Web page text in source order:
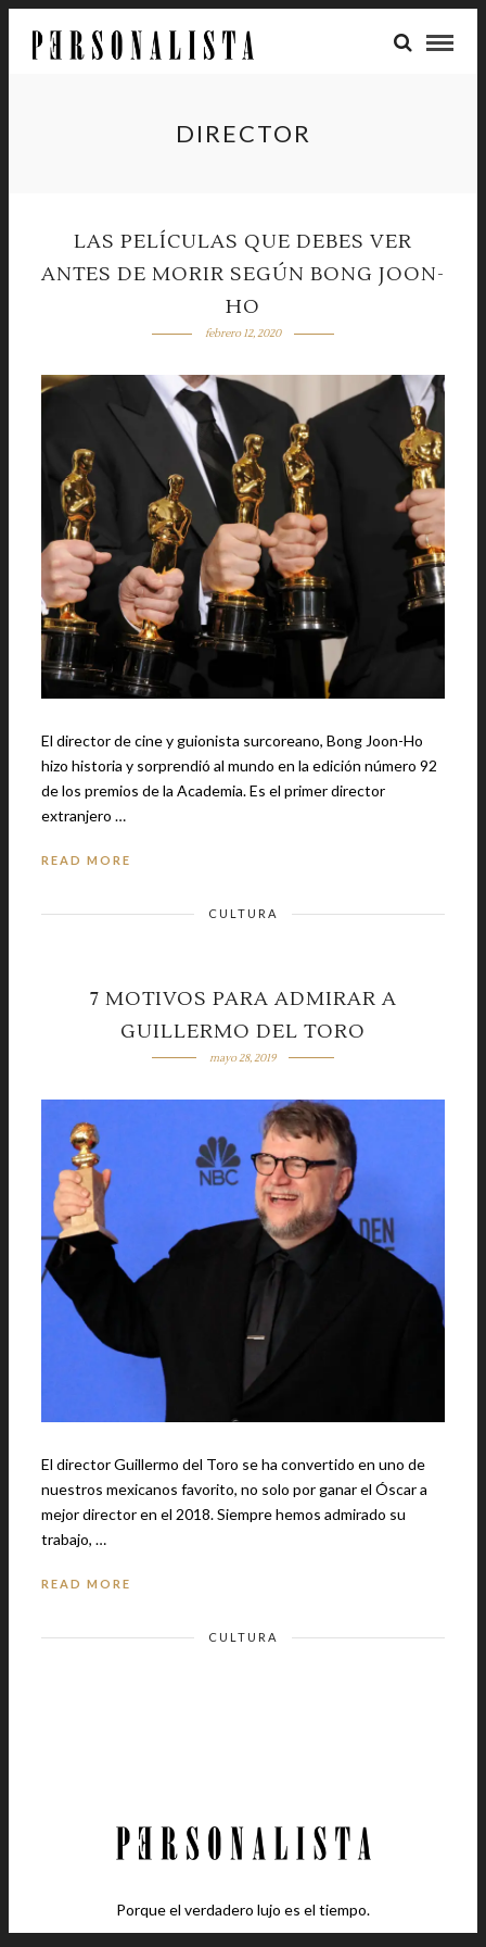
DIRECTOR
LAS PELÍCULAS QUE DEBES VER
ANTES DE MORIR SEGÚN BONG JOON-
HO
febrero 12, 2020
El director de cine y guionista surcoreano, Bong Joon-Ho
hizo historia y sorprendió al mundo en la edición número 92
de los premios de la Academia. Es el primer director
extranjero …
READ MORE
CULTURA
7 MOTIVOS PARA ADMIRAR A
GUILLERMO DEL TORO
mayo 28, 2019
El director Guillermo del Toro se ha convertido en uno de
nuestros mexicanos favorito, no solo por ganar el Óscar a
mejor director en el 2018. Siempre hemos admirado su
trabajo, …
READ MORE
CULTURA
Porque el verdadero lujo es el tiempo.